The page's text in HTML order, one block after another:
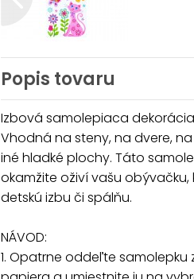
Popis tovaru
Izbová samolepiaca
Vhodná na steny, na dvere,
iné hladké plochy. Táto
okamžite oživí vašu
detskú izbu či spálňu.
NÁVOD:
1. Opatrne oddeľte